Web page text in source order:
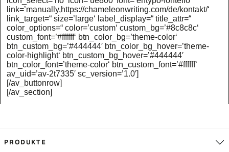
link=’manually,https://chameleonwriting.com/de/kontakt/‘
link_target=“ size=’large‘ label_display=“ title_attr=“
color_options=“ color=’custom‘ custom_bg=’#8c8c8c‘
custom_font=’#ffffff‘ btn_color_bg=’theme-color‘
btn_custom_bg=’#444444′ btn_color_bg_hover=’theme-
color-highlight‘ btn_custom_bg_hover=’#444444′
btn_color_font=’theme-color‘ btn_custom_font=’#ffffff‘
av_uid=’av-2t7335′ sc_version=’1.0′]
[/av_buttonrow]
[/av_section]
PRODUKTE